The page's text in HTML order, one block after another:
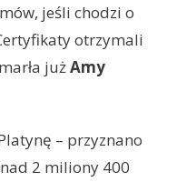
jeśli chodzi o
otrzymali
jużAmy
– przyznano
2 miliony 400